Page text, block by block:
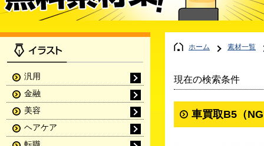
ホーム 素材一覧
現在の検索条件
車買取B5（
汎用
金融
美容
ヘアケア